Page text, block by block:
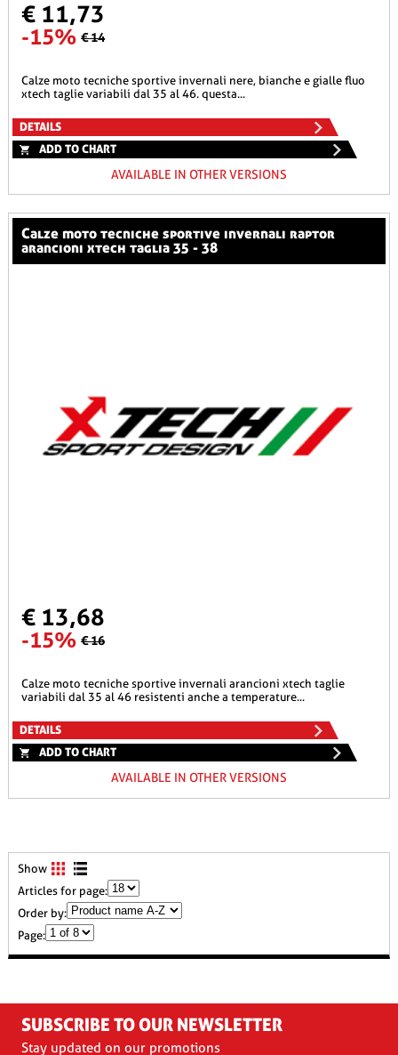
€ 11,73
-15% € 14
calze moto tecniche sportive invernali nere, bianche e gialle fluo
xtech taglie variabili dal 35 al 46. questa...
DETAILS
ADD TO CHART
AVAILABLE IN OTHER VERSIONS
calze moto tecniche sportive invernali raptor
arancioni xtech taglia 35 - 38
€ 13,68
-15% € 16
calze moto tecniche sportive invernali arancioni xtech taglie
variabili dal 35 al 46 resistenti anche a temperature...
DETAILS
ADD TO CHART
AVAILABLE IN OTHER VERSIONS
Show
Articles for page:
Order by:
Page:
SUBSCRIBE TO OUR NEWSLETTER
Stay updated on our promotions